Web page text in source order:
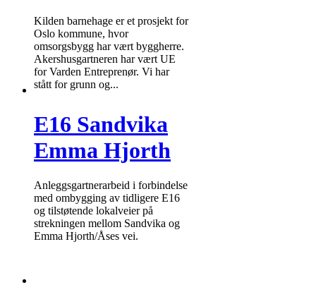
Kilden barnehage er et prosjekt for
Oslo kommune, hvor
omsorgsbygg har vært byggherre.
Akershusgartneren har vært UE
for Varden Entreprenør. Vi har
stått for grunn og...
E16 Sandvika
Emma Hjorth
Anleggsgartnerarbeid i forbindelse
med ombygging av tidligere E16
og tilstøtende lokalveier på
strekningen mellom Sandvika og
Emma Hjorth/Åses vei.